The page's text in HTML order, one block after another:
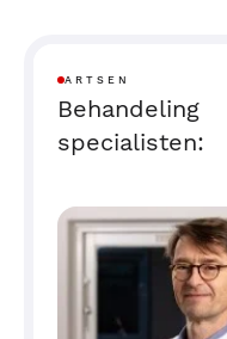
ARTSEN
Behandeling
specialisten: